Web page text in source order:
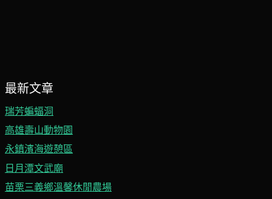
最新文章
瑞芳蝙蝠洞
高雄壽山動物園
永鎮濱海遊憩區
日月潭文武廟
苗栗三義鄉溫馨休閒農場